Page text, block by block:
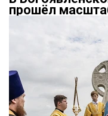
прошёл